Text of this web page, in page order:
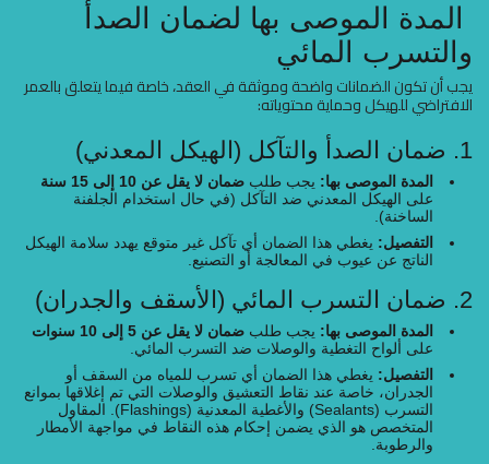
المدة الموصى بها لضمان الصدأ
والتسرب المائي
يجب أن تكون الضمانات واضحة وموثقة في العقد، خاصة فيما يتعلق بالعمر
الافتراضي للهيكل وحماية محتوياته:
المدة الموصى بها:يجب طلبضمان لا يقل عن 10 إلى 15 سنة
على الهيكل المعدني ضد التآكل (في حال استخدام الجلفنة
الساخنة).
التفصيل:يغطي هذا الضمان أي تآكل غير متوقع يهدد سلامة الهيكل
الناتج عن عيوب في المعالجة أو التصنيع.
المدة الموصى بها:يجب طلبضمان لا يقل عن 5 إلى 10 سنوات
على ألواح التغطية والوصلات ضد التسرب المائي.
التفصيل:يغطي هذا الضمان أي تسرب للمياه من السقف أو
الجدران، خاصة عند نقاط التعشيق والوصلات التي تم إغلاقها بموانع
التسرب (Sealants) والأغطية المعدنية (Flashings). المقاول
المتخصص هو الذي يضمن إحكام هذه النقاط في مواجهة الأمطار
والرطوبة.